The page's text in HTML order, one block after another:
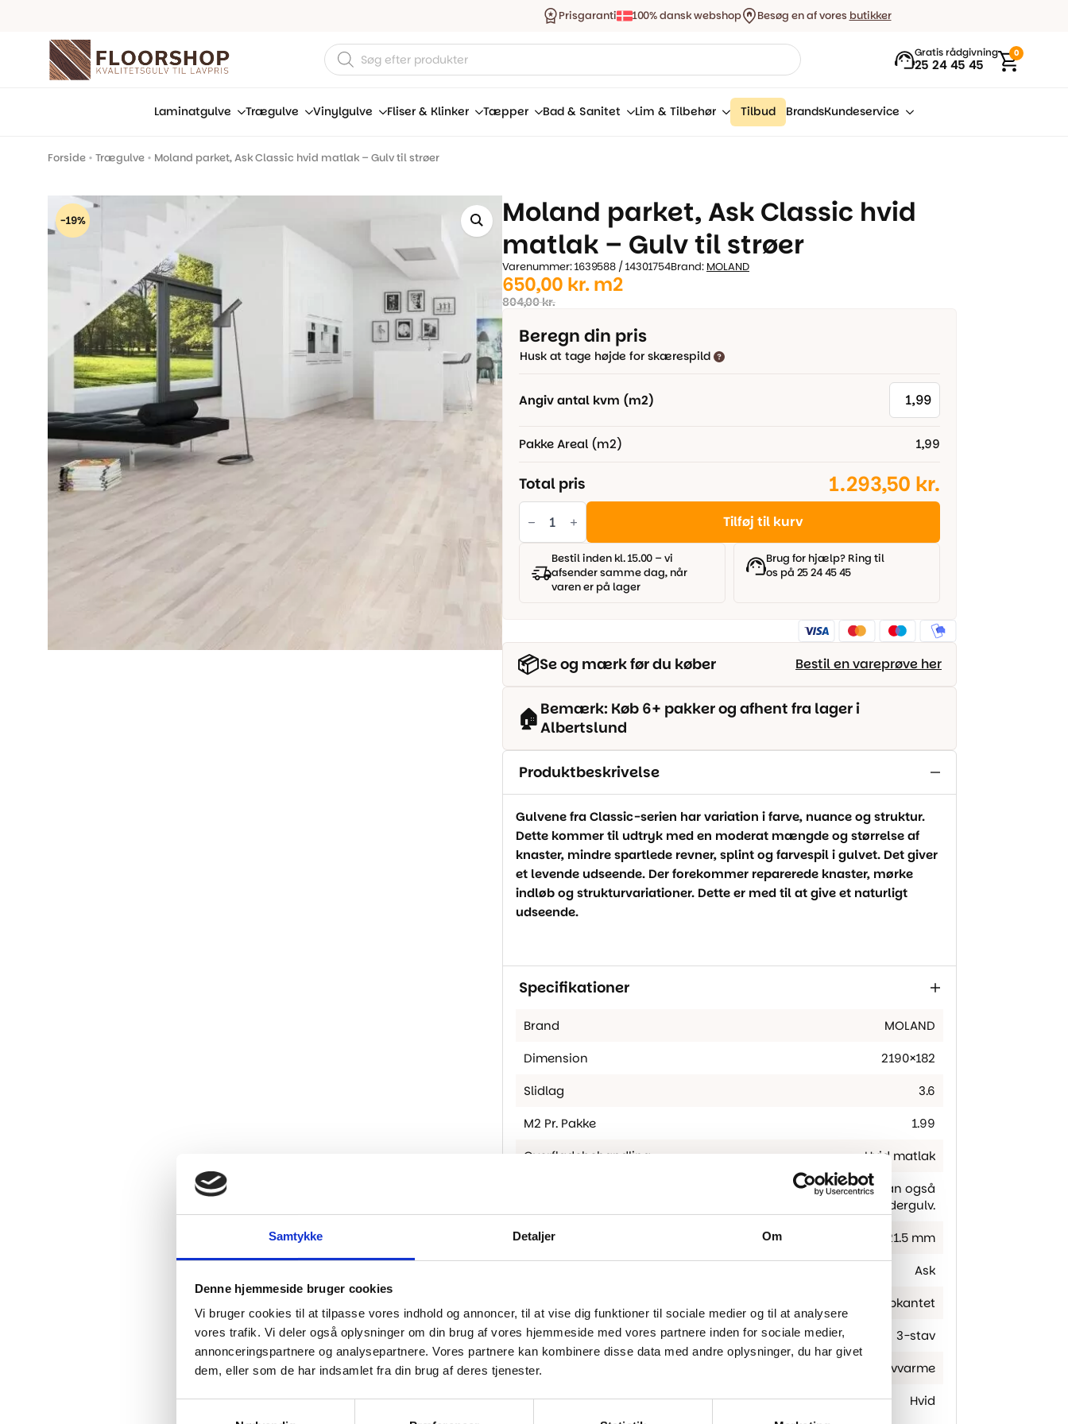
Samtykke Detaljer Om
Denne hjemmeside bruger cookies
Vi bruger cookies til at tilpasse vores indhold og annoncer, til at vise dig funktioner til sociale medier og til at analysere
vores trafik. Vi deler også oplysninger om din brug af vores hjemmeside med vores partnere inden for sociale medier,
annonceringspartnere og analysepartnere. Vores partnere kan kombinere disse data med andre oplysninger, du har givet
dem, eller som de har indsamlet fra din brug af deres tjenester.
Prisgaranti 100% dansk webshop Besøg en af vores butikker
Products
search
Gratis rådgivning
25 24 45 45
0
Laminatgulve Trægulve Vinylgulve Fliser & Klinker Tæpper Bad & Sanitet Lim & Tilbehør Tilbud BrandsKundeservice
Forside • Trægulve • Moland parket, Ask Classic hvid matlak – Gulv til strøer
-19%
Moland parket, Ask Classic hvid
matlak – Gulv til strøer
Varenummer: 1639588 / 14301754Brand: MOLAND
804,00kr.
Den
oprindelige
pris
var:
804,00 kr..
650,00 kr.
Den
aktuelle
pris
er:
650,00 kr..
m2
Beregn din pris
Husk at tage højde for skærespild
Angiv antal kvm (m2)
Pakke Areal (m2) 1,99
Total pris 1.293,50 kr.
Moland
parket,
Classic
matlak
Tilføj til kurv
Bestil inden kl. 15.00 – vi
afsender samme dag, når
varen er på lager
Brug for hjælp? Ring til
os på 25 24 45 45
📦Se og mærk før du køber Bestil en vareprøve her
🏠 Bemærk: Køb 6+ pakker og afhent fra lager i
Albertslund
Produktbeskrivelse
Gulvene fra Classic-serien har variation i farve, nuance og struktur.
Dette kommer til udtryk med en moderat mængde og størrelse af
knaster, mindre spartlede revner, splint og farvespil i gulvet. Det giver
et levende udseende. Der forekommer reparerede knaster, mørke
indløb og strukturvariationer. Dette er med til at give et naturligt
udseende.
Specifikationer
Brand MOLAND
Dimension 2190×182
Slidlag 3.6
M2 Pr. Pakke 1.99
Overfladebehandling Hvid matlak
Sømmes eller skrues til strøer, kan også
fuldlimes til undergulv.
Tykkelse 21.5 mm
Ask
Skarpkantet
Planketype 3-stav
Gulvvarme Egnet til gulvvarme
Farve / Nuance Hvid